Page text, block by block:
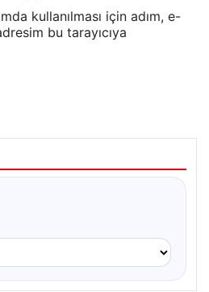
kullanılması için adım, e-
bu tarayıcıya